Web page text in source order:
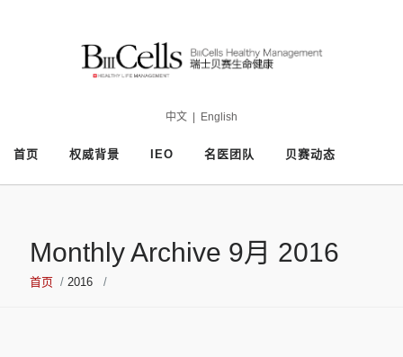
中文 English
首页 权威背景 IEO 名医团队 贝赛动态
Monthly Archive 9月 2016
首页 / 2016 /